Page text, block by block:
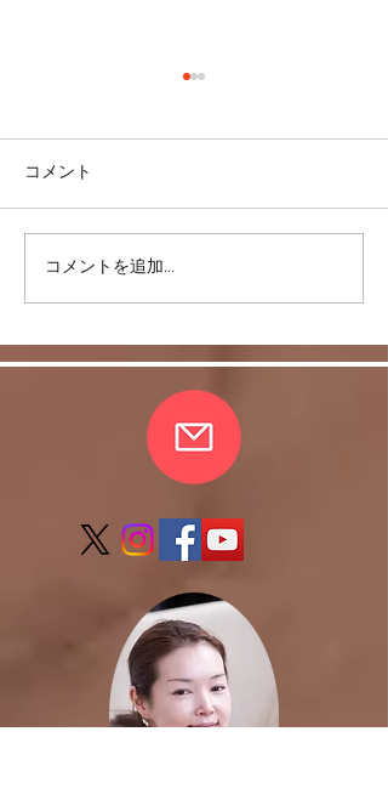
ヒラソル銀座からのお知
らせ/3/13以降の件
コメント
コメントを追加…